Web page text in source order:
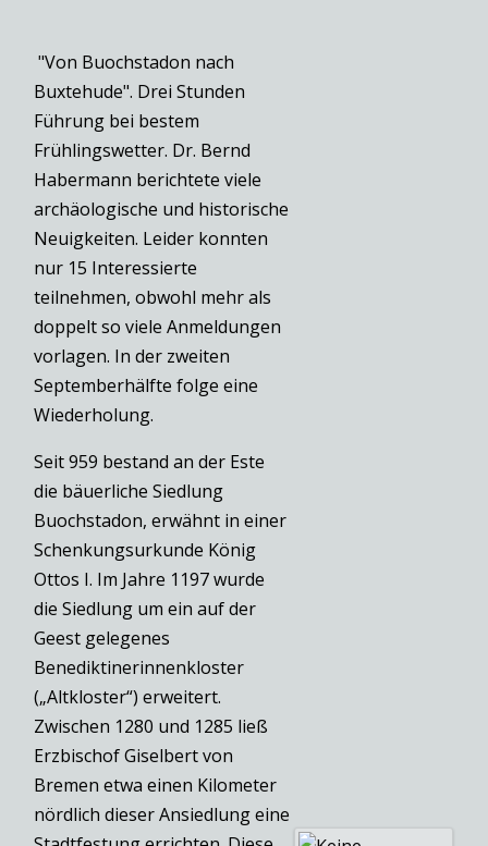
"Von Buochstadon nach
Buxtehude". Drei Stunden
Führung bei bestem
Frühlingswetter. Dr. Bernd
Habermann berichtete viele
archäologische und historische
Neuigkeiten. Leider konnten
nur 15 Interessierte
teilnehmen, obwohl mehr als
doppelt so viele Anmeldungen
vorlagen. In der zweiten
Septemberhälfte folge eine
Wiederholung.
Seit 959 bestand an der Este
die bäuerliche Siedlung
Buochstadon, erwähnt in einer
Schenkungsurkunde König
Ottos I. Im Jahre 1197 wurde
die Siedlung um ein auf der
Geest gelegenes
Benediktinerinnenkloster
(„Altkloster“) erweitert.
Zwischen 1280 und 1285 ließ
Erzbischof Giselbert von
Bremen etwa einen Kilometer
nördlich dieser Ansiedlung eine